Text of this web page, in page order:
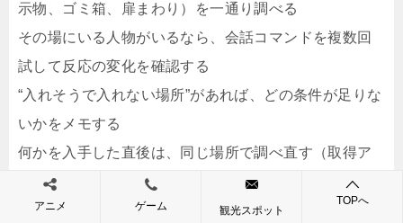
示物、ゴミ箱、扉まわり）を一通り調べる
その場にいる人物がいるなら、会話コマンドを複数回
試して反応の変化を確認する
“入れそうで入れない場所”があれば、どの条件が足りな
いかをメモする
何かを入手した直後は、同じ場所で調べ直す（取得ア
イテムで会話や調査の結果が変化しやすい）
この徹底が効く理由は、ADVのフラグが「特定アイテ
アニメ ゲーム 観光スポット
TOPへ